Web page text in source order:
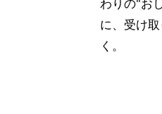
わりの"お
に、受け
く。